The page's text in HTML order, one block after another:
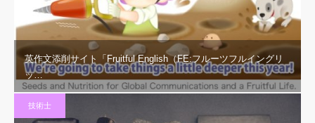
英作文添削サイト「Fruitful English（FE:フルーツフルイングリ
ッ…
技術士